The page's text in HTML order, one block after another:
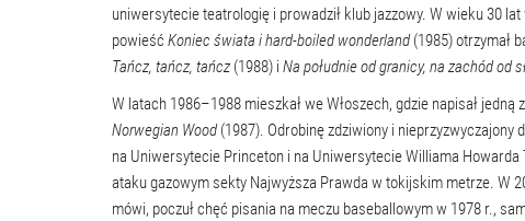
uniwersytecie teatrologię i prowadził klub jazzowy. W wieku 30
powieść Koniec świata i hard-boiled wonderland(1985) otrzymał
Tańcz, tańcz, tańcz (1988) i Na południe od granicy, na zachód od
W latach 1986–1988 mieszkał we Włoszech, gdzie napisał
Norwegian Wood(1987). Odrobinę zdziwiony i nieprzyzwyczajony
na Uniwersytecie Princeton i na Uniwersytecie Williama
ataku gazowym sekty Najwyższa Prawda w tokijskim metrze. W
mówi, poczuł chęć pisania na meczu baseballowym w 1978 r.,